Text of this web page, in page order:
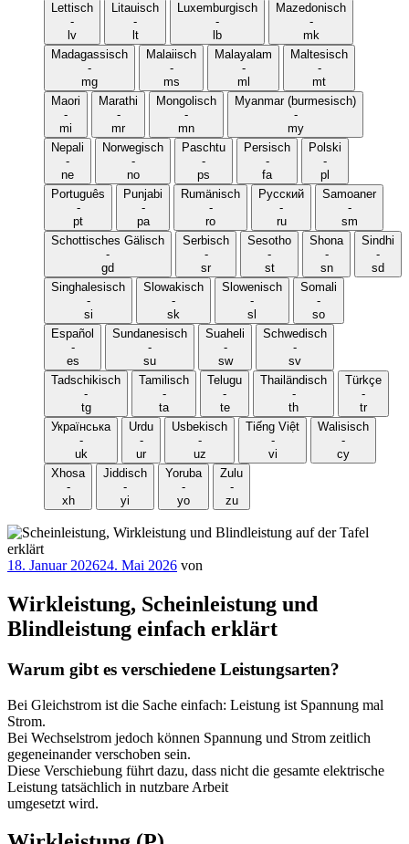
Lettisch
-
lv
Litauisch
-
lt
Luxemburgisch
-
lb
Mazedonisch
-
mk
Madagassisch
-
mg
Malaiisch
-
ms
Malayalam
-
ml
Maltesisch
-
mt
Maori
-
mi
Marathi
-
mr
Mongolisch
-
mn
Myanmar (burmesisch)
-
my
Nepali
-
ne
Norwegisch
-
no
Paschtu
-
ps
Persisch
-
fa
Polski
-
pl
Português
-
pt
Punjabi
-
pa
Rumänisch
-
ro
Русский
-
ru
Samoaner
-
sm
Schottisches Gälisch
-
gd
Serbisch
-
sr
Sesotho
-
st
Shona
-
sn
Sindhi
-
sd
Singhalesisch
-
si
Slowakisch
-
sk
Slowenisch
-
sl
Somali
-
so
Español
-
es
Sundanesisch
-
su
Suaheli
-
sw
Schwedisch
-
sv
Tadschikisch
-
tg
Tamilisch
-
ta
Telugu
-
te
Thailändisch
-
th
Türkçe
-
tr
Українська
-
uk
Urdu
-
ur
Usbekisch
-
uz
Tiếng Việt
-
vi
Walisisch
-
cy
Xhosa
-
xh
Jiddisch
-
yi
Yoruba
-
yo
Zulu
-
zu
Veröffentlicht
18. Januar 202624. Mai 2026 von
Wirkleistung, Scheinleistung und
Blindleistung einfach erklärt
Warum gibt es verschiedene Leistungsarten?
Bei Gleichstrom ist die Sache einfach: Leistung ist Spannung mal
Strom.
Bei Wechselstrom jedoch können Spannung und Strom zeitlich
gegeneinander verschoben sein.
Diese Verschiebung führt dazu, dass nicht die gesamte elektrische
Leistung tatsächlich in nutzbare Arbeit
umgesetzt wird.